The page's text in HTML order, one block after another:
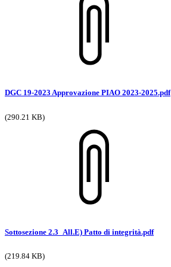
DGC 19-2023 Approvazione PIAO 2023-2025.pdf
(290.21 KB)
Sottosezione 2.3_All.E) Patto di integrità.pdf
(219.84 KB)